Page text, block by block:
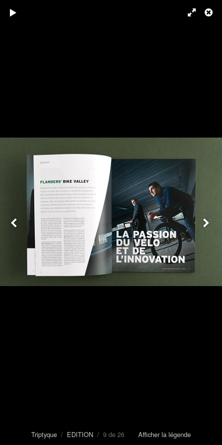
Triptyque / EDITION / 9 de 26 Afficher la légende